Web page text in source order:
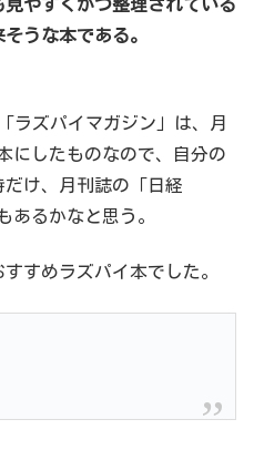
やすくかつ整理されている
うな本である。
ラズパイマガジン」は、月
にしたものなので、自分の
け、月刊誌の「日経
あるかなと思う。
すめラズパイ本でした。